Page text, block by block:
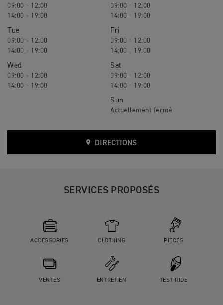
09:00 - 12:00
14:00 - 19:00
Tue
09:00 - 12:00
14:00 - 19:00
Wed
09:00 - 12:00
14:00 - 19:00
09:00 - 12:00
14:00 - 19:00
Fri
09:00 - 12:00
14:00 - 19:00
Sat
09:00 - 12:00
14:00 - 19:00
Sun
DIRECTIONS
SERVICES PROPOSÉS
ACCESSORIES CLOTHING PIÈCES
VENTES ENTRETIEN TEST RIDE